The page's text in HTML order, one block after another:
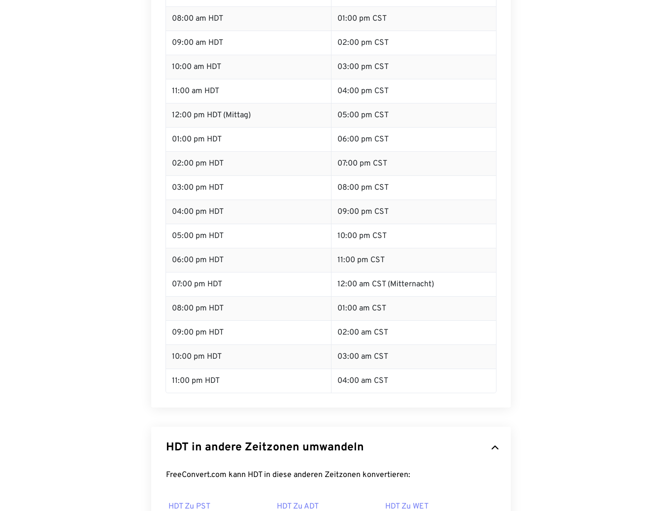
08:00 am HDT 01:00 pm CST
09:00 am HDT 02:00 pm CST
10:00 am HDT 03:00 pm CST
11:00 am HDT 04:00 pm CST
12:00 pm HDT (Mittag) 05:00 pm CST
01:00 pm HDT 06:00 pm CST
02:00 pm HDT 07:00 pm CST
03:00 pm HDT 08:00 pm CST
04:00 pm HDT 09:00 pm CST
05:00 pm HDT 10:00 pm CST
06:00 pm HDT 11:00 pm CST
07:00 pm HDT 12:00 am CST (Mitternacht)
08:00 pm HDT 01:00 am CST
09:00 pm HDT 02:00 am CST
10:00 pm HDT 03:00 am CST
11:00 pm HDT 04:00 am CST
HDT in andere Zeitzonen umwandeln
FreeConvert.com kann HDT in diese anderen Zeitzonen konvertieren:
HDT Zu PST HDT Zu ADT HDT Zu WET